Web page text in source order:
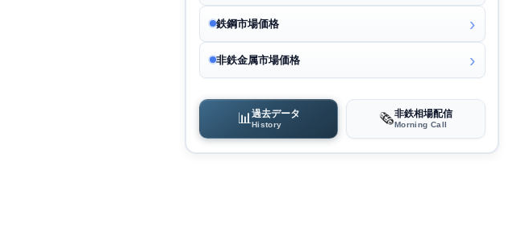
鉄鋼市場価格
非鉄金属市場価格
📊 過去データ
History 🗞️非鉄相場配信
Morning Call